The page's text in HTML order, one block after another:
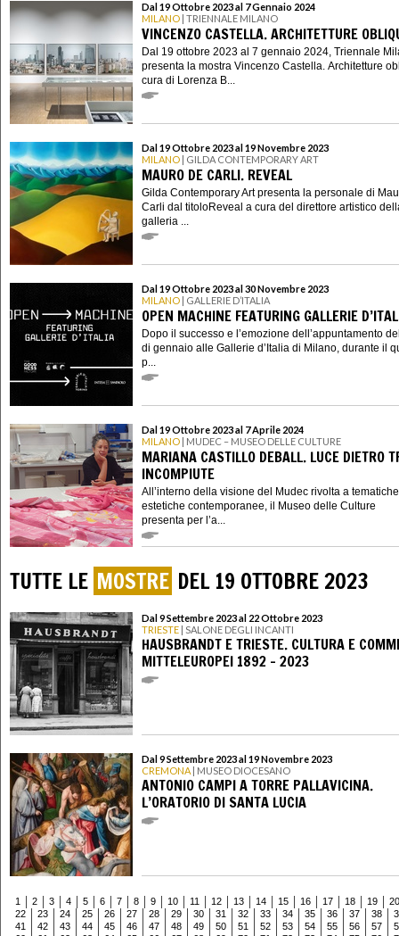
Dal 19 Ottobre 2023 al 7 Gennaio 2024
MILANO | TRIENNALE MILANO
VINCENZO CASTELLA. ARCHITETTURE
Dal 19 ottobre 2023 al 7 gennaio 2024, Triennale
presenta la mostra Vincenzo Castella. Architetture
cura di Lorenza B...
Dal 19 Ottobre 2023 al 19 Novembre 2023
MILANO | GILDA CONTEMPORARY ART
MAURO DE CARLI. REVEAL
Gilda Contemporary Art presenta la personale di
Carli dal titoloReveal a cura del direttore artistico
galleria ...
Dal 19 Ottobre 2023 al 30 Novembre 2023
MILANO | GALLERIE D’ITALIA
OPEN MACHINE FEATURING GALLERIE
Dopo il successo e l’emozione dell’appuntamento
di gennaio alle Gallerie d’Italia di Milano, durante il
p...
Dal 19 Ottobre 2023 al 7 Aprile 2024
MILANO | MUDEC – MUSEO DELLE CULTURE
MARIANA CASTILLO DEBALL. LUCE DIETRO
INCOMPIUTE
All’interno della visione del Mudec rivolta a
estetiche contemporanee, il Museo delle Culture
presenta per l’a...
TUTTE LE MOSTRE DEL 19 OTTOBRE 2023
Dal 9 Settembre 2023 al 22 Ottobre 2023
TRIESTE | SALONE DEGLI INCANTI
HAUSBRANDT E TRIESTE. CULTURA E
MITTELEUROPEI 1892 - 2023
Dal 9 Settembre 2023 al 19 Novembre 2023
CREMONA | MUSEO DIOCESANO
ANTONIO CAMPI A TORRE PALLAVICINA.
L’ORATORIO DI SANTA LUCIA
1 2 3 4 5 6 7 8 9 10 11 12 13 14 15 16 17 18 19
20
22
23 24 25 26 27 28 29 30 31 32 33 34 35 36 37 38
41
42 43 44 45 46 47 48 49 50 51 52 53 54 55 56 57